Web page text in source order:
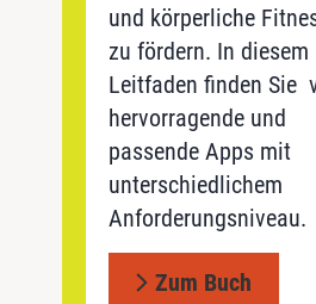
und körperliche
zu fördern. In diesem
Leitfaden finden Sie
hervorragende und
passende Apps mit
unterschiedlichem
Anforderungsniveau.
Zum Buch